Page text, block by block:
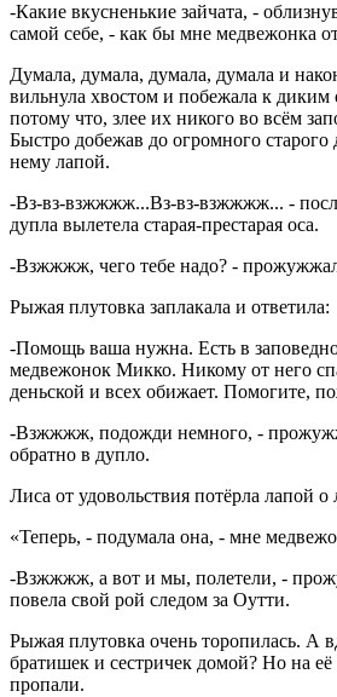
-Какие вкусненькие зайчата, -
самой себе, - как бы мне медвежонка
Думала, думала, думала, думала и
вильнула хвостом и побежала к
потому что, злее их никого во всём
Быстро добежав до огромного старого
нему лапой.
-Вз-вз-взжжжж...Вз-вз-взжжжж... -
дупла вылетела старая-престарая оса.
-Взжжжж, чего тебе надо? -
Рыжая плутовка заплакала и ответила:
-Помощь ваша нужна. Есть в
медвежонок Микко. Никому от него
деньской и всех обижает. Помогите,
-Взжжжж, подожди немного, -
обратно в дупло.
Лиса от удовольствия потёрла лапой о
«Теперь, - подумала она, - мне
-Взжжжж, а вот и мы, полетели, -
повела свой рой следом за Оутти.
Рыжая плутовка очень торопилась. А
братишек и сестричек домой? Но на её
пропали.